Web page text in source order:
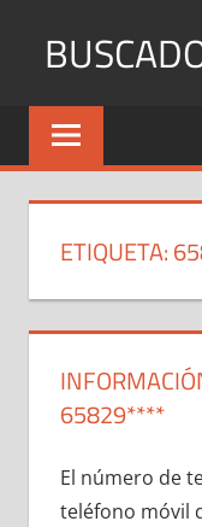
Identifica
Números
y
ETIQUETA:
65829****
El número dе
teléfono móvil